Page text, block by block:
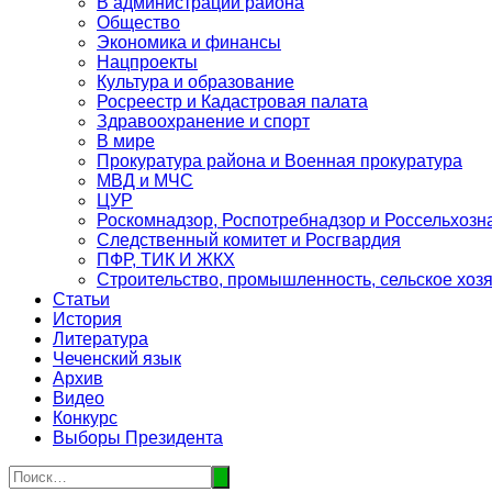
Общество
Экономика и финансы
Нацпроекты
Культура и образование
Росреестр и Кадастровая палата
Здравоохранение и спорт
В мире
Прокуратура района и Военная прокуратура
МВД и МЧС
ЦУР
Роскомнадзор, Роспотребнадзор и
Следственный комитет и Росгвардия
ПФР, ТИК И ЖКХ
Строительство, промышленность, сельское
Статьи
История
Литература
Чеченский язык
Архив
Видео
Конкурс
Выборы Президента